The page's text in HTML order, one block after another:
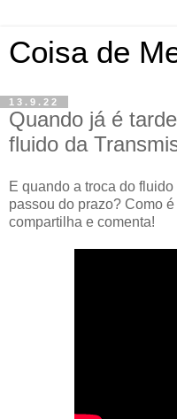
Coisa de
13.9.22
Quando já é
fluido da
E quando a troca do
passou do prazo? Como
compartilha e comenta!